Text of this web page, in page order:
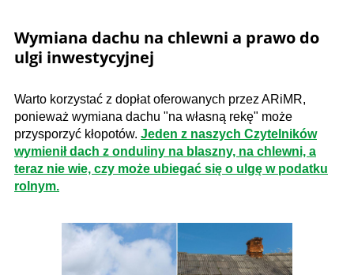
Wymiana dachu na chlewni a prawo do
ulgi inwestycyjnej
Warto korzystać z dopłat oferowanych przez ARiMR,
ponieważ wymiana dachu "na własną rekę" może
przysporzyć kłopotów. Jeden z naszych Czytelników
wymienił dach z onduliny na blaszny, na chlewni, a
teraz nie wie, czy może ubiegać się o ulgę w podatku
rolnym.